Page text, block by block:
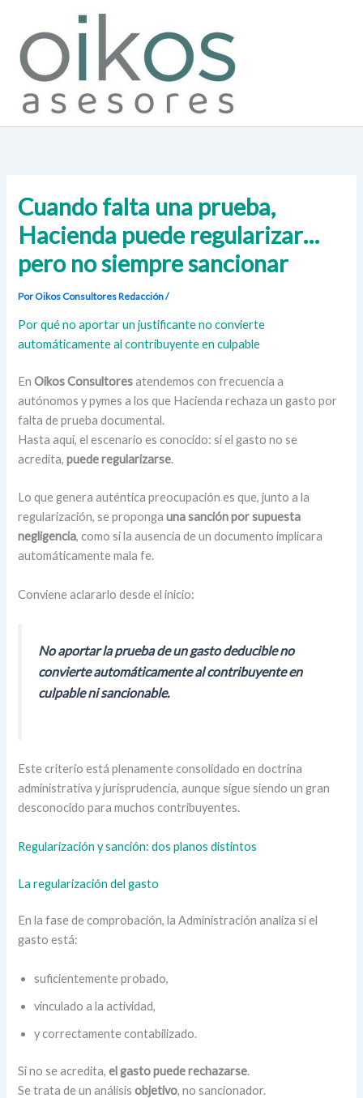
contenido
Cuando falta una prueba,
Hacienda puede regularizar…
pero no siempre sancionar
Por Oikos ConsultoresRedacción/
Por qué no aportar un justificante no convierte
automáticamente al contribuyente en culpable
EnOikos Consultoresatendemos con frecuencia a
autónomos y pymes a los que Hacienda rechaza un gasto por
falta de prueba documental.
Hasta aquí, el escenario es conocido: si el gasto no se
acredita,puede regularizarse.
Lo que genera auténtica preocupación es que, junto a la
regularización, se propongauna sanción por supuesta
negligencia, como si la ausencia de un documento implicara
automáticamente mala fe.
Conviene aclararlo desde el inicio:
No aportar la prueba de un gasto deducible no
convierte automáticamente al contribuyente en
culpable ni sancionable.
Este criterio está plenamente consolidado en doctrina
administrativa y jurisprudencia, aunque sigue siendo un gran
desconocido para muchos contribuyentes.
Regularización y sanción: dos planos distintos
La regularización del gasto
En la fase de comprobación, la Administración analiza si el
gasto está:
suficientemente probado,
vinculado a la actividad,
y correctamente contabilizado.
Si no se acredita,el gasto puede rechazarse.
Se trata de un análisisobjetivo, no sancionador.